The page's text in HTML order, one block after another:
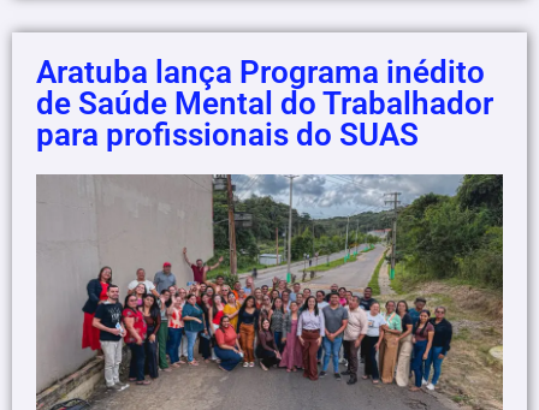
Aratuba lança Programa inédito
de Saúde Mental do Trabalhador
para profissionais do SUAS